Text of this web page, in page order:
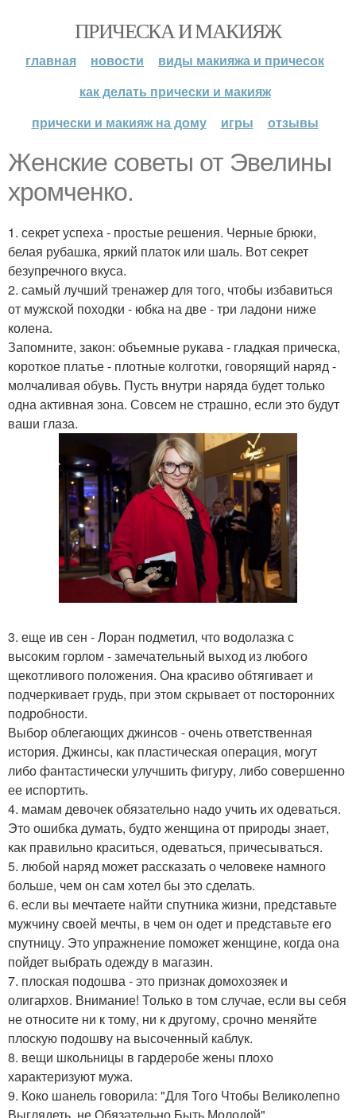
ПРИЧЕСКА И МАКИЯЖ
главная новости
виды макияжа и причесок
как делать прически и макияж
прически и макияж на дому
игры отзывы
Женские советы от Эвелины
хромченко.
1. секрет успеха - простые решения. Черные брюки,
белая рубашка, яркий платок или шаль. Вот секрет
безупречного вкуса.
2. самый лучший тренажер для того, чтобы избавиться
от мужской походки - юбка на две - три ладони ниже
колена.
Запомните, закон: объемные рукава - гладкая прическа,
короткое платье - плотные колготки, говорящий наряд -
молчаливая обувь. Пусть внутри наряда будет только
одна активная зона. Совсем не страшно, если это будут
ваши глаза.
3. еще ив сен - Лоран подметил, что водолазка с
высоким горлом - замечательный выход из любого
щекотливого положения. Она красиво обтягивает и
подчеркивает грудь, при этом скрывает от посторонних
подробности.
Выбор облегающих джинсов - очень ответственная
история. Джинсы, как пластическая операция, могут
либо фантастически улучшить фигуру, либо совершенно
ее испортить.
4. мамам девочек обязательно надо учить их одеваться.
Это ошибка думать, будто женщина от природы знает,
как правильно краситься, одеваться, причесываться.
5. любой наряд может рассказать о человеке намного
больше, чем он сам хотел бы это сделать.
6. если вы мечтаете найти спутника жизни, представьте
мужчину своей мечты, в чем он одет и представьте его
спутницу. Это упражнение поможет женщине, когда она
пойдет выбрать одежду в магазин.
7. плоская подошва - это признак домохозяек и
олигархов. Внимание! Только в том случае, если вы себя
не относите ни к тому, ни к другому, срочно меняйте
плоскую подошву на высоченный каблук.
8. вещи школьницы в гардеробе жены плохо
характеризуют мужа.
9. Коко шанель говорила: "Для Того Чтобы Великолепно